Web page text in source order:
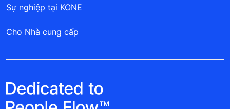
Sự nghiệp tại KONE
Cho Nhà cung cấp